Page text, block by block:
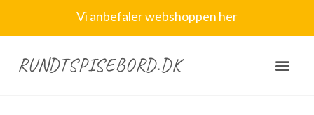
Vi anbefaler webshoppen her
RUNDTSPISEBORD.DK